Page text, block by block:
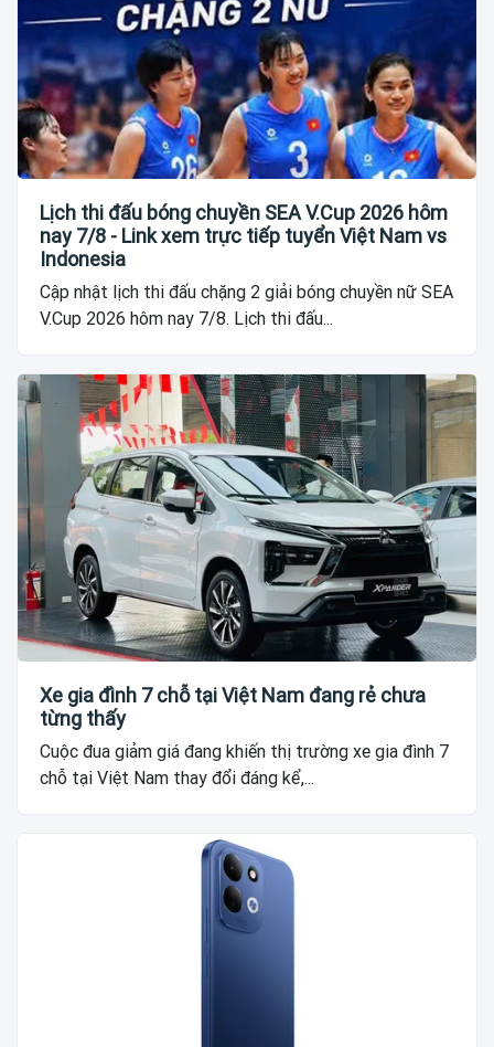
Lịch thi đấu bóng chuyền SEA V.Cup 2026 hôm
nay 7/8 - Link xem trực tiếp tuyển Việt Nam vs
Indonesia
Cập nhật lịch thi đấu chặng 2 giải bóng chuyền nữ SEA
V.Cup 2026 hôm nay 7/8. Lịch thi đấu...
Xe gia đình 7 chỗ tại Việt Nam đang rẻ chưa
từng thấy
Cuộc đua giảm giá đang khiến thị trường xe gia đình 7
chỗ tại Việt Nam thay đổi đáng kể,...